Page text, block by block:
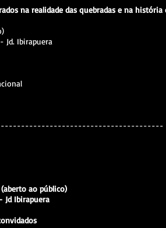
na realidade das quebradas e na história
Jd. Ibirapuera
(aberto ao público)
Jd Ibirapuera